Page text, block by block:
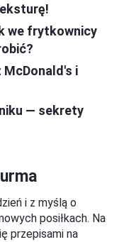
we frytkownicy
i
— sekrety
i z myślą o
posiłkach. Na
przepisami na